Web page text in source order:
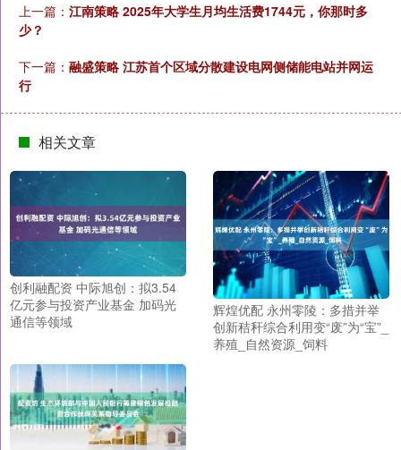
上一篇： 江南策略 2025年大学生月均生活费1744元，你那时多
少？
下一篇： 融盛策略 江苏首个区域分散建设电网侧储能电站并网运
行
相关文章
创利融配资 中际旭创：拟3.54
亿元参与投资产业基金 加码光
通信等领域
辉煌优配 永州零陵：多措并举
创新秸秆综合利用变“废”为“宝”_
养殖_自然资源_饲料